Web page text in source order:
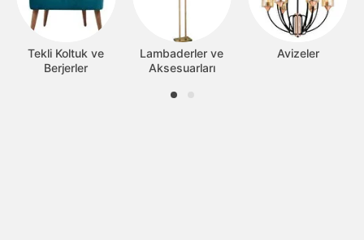
Tekli Koltuk ve
Berjerler
Lambaderler ve
Aksesuarları
Avizeler